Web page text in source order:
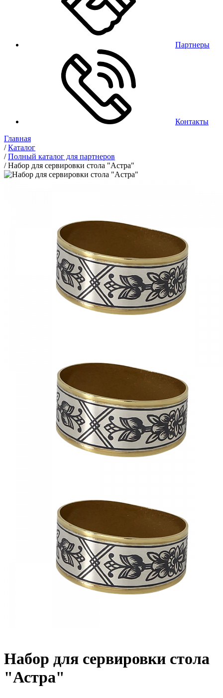
Партнеры
Контакты
Главная
/Каталог
/Полный каталог для партнеров
/Набор для сервировки стола "Астра"
Набор для сервировки стола
"Астра"